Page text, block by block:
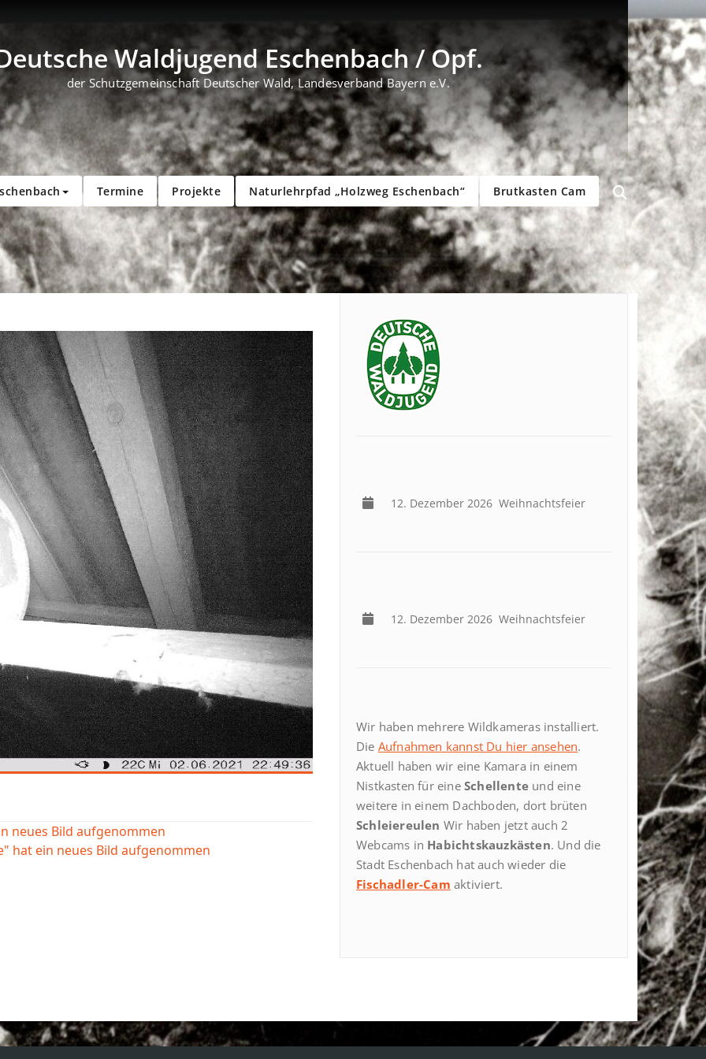
Waldjugend Eschenbach / Opf.
der Schutzgemeinschaft Deutscher Wald, Landesverband Bayern e.V.
Termine Projekte Naturlehrpfad „Holzweg Eschenbach“ Brutkasten Cam
neues Bild aufgenommen
hat ein neues Bild aufgenommen
12. Dezember 2026 Weihnachtsfeier
12. Dezember 2026 Weihnachtsfeier
Wir haben mehrere Wildkameras installiert.
Die Aufnahmen kannst Du hier ansehen.
Aktuell haben wir eine Kamara in einem
Nistkasten für eine Schellente und eine
weitere in einem Dachboden, dort brüten
Schleiereulen Wir haben jetzt auch 2
Webcams in Habichtskauzkästen. Und die
Stadt Eschenbach hat auch wieder die
Fischadler-Cam aktiviert.